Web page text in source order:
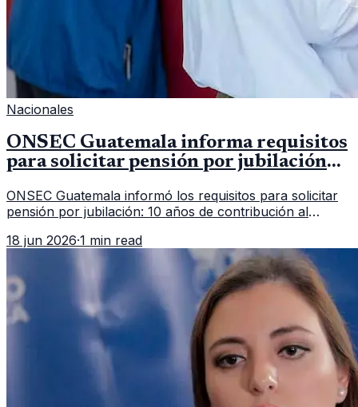
Nacionales
ONSEC Guatemala informa requisitos
para solicitar pensión por jubilación
ONSEC Guatemala informó los requisitos para solicitar
pensión por jubilación: 10 años de contribución al
importar edad.
18 jun 2026·1 min read